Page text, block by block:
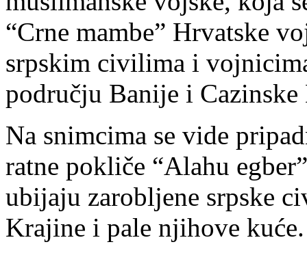
“Crne mambe” Hrvatske
srpskim civilima i
području Banije i
Na snimcima se vide
ratne pokliče “Alahu
ubijaju zarobljene srpske
Krajine i pale njihove kuće.